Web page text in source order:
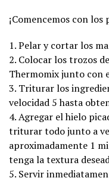
¡Comencemos con los
1. Pelar y cortar los
2. Colocar los trozos
Thermomix junto con
3. Triturar los
velocidad 5 hasta
4. Agregar el hielo
triturar todo junto a
aproximadamente 1
tenga la textura
5. Servir